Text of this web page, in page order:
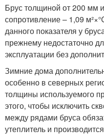
Брус толщиной от 200 мм
сопротивление – 1,09
данного показателя у
прежнему недостаточно
эксплуатации без
Зимние дома
особенно в северных
толщины используемого
этого, чтобы исключить
между рядами бруса
утеплитель и